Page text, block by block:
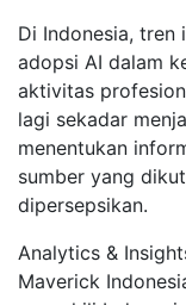
Di Indonesia,
adopsi AI dalam
aktivitas
lagi sekadar
menentukan
sumber yang
dipersepsikan.
Analytics &
Maverick